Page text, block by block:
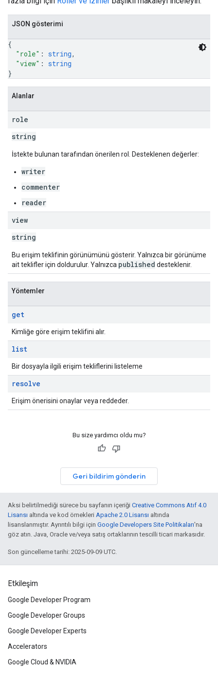
JSON gösterimi
{
"role" : string,
"view" : string
}
Alanlar
role
string
İstekte bulunan tarafından önerilen rol. Desteklenen değerler:
writer
commenter
reader
view
string
Bu erişim teklifinin görünümünü gösterir. Yalnızca bir görünüme
ait teklifler için doldurulur. Yalnızca published desteklenir.
Yöntemler
get
Kimliğe göre erişim teklifini alır.
list
Bir dosyayla ilgili erişim tekliflerini listeleme
resolve
Erişim önerisini onaylar veya reddeder.
Bu size yardımcı oldu mu?
Geri bildirim gönderin
Aksi belirtilmediği sürece bu sayfanın içeriği Creative Commons Atıf 4.0
Lisansı altında ve kod örnekleri Apache 2.0 Lisansı altında
lisanslanmıştır. Ayrıntılı bilgi için Google Developers Site Politikaları'na
göz atın. Java, Oracle ve/veya satış ortaklarının tescilli ticari markasıdır.
Son güncelleme tarihi: 2025-09-09 UTC.
Etkileşim
Google Developer Program
Google Developer Groups
Google Developer Experts
Accelerators
Google Cloud & NVIDIA